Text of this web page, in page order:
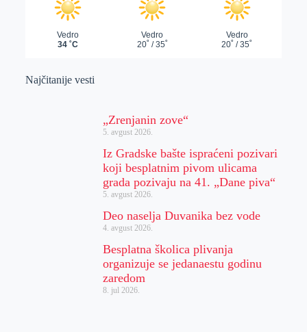
Najčitanije vesti
„Zrenjanin zove“
5. avgust 2026.
Iz Gradske bašte ispraćeni pozivari
koji besplatnim pivom ulicama
grada pozivaju na 41. „Dane piva“
5. avgust 2026.
Deo naselja Duvanika bez vode
4. avgust 2026.
Besplatna školica plivanja
organizuje se jedanaestu godinu
zaredom
8. jul 2026.